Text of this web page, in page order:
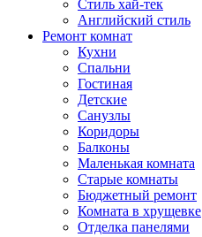
Стиль хай-тек
Английский стиль
Ремонт комнат
Кухни
Спальни
Гостиная
Детские
Санузлы
Коридоры
Балконы
Маленькая комната
Старые комнаты
Бюджетный ремонт
Комната в хрущевке
Отделка панелями